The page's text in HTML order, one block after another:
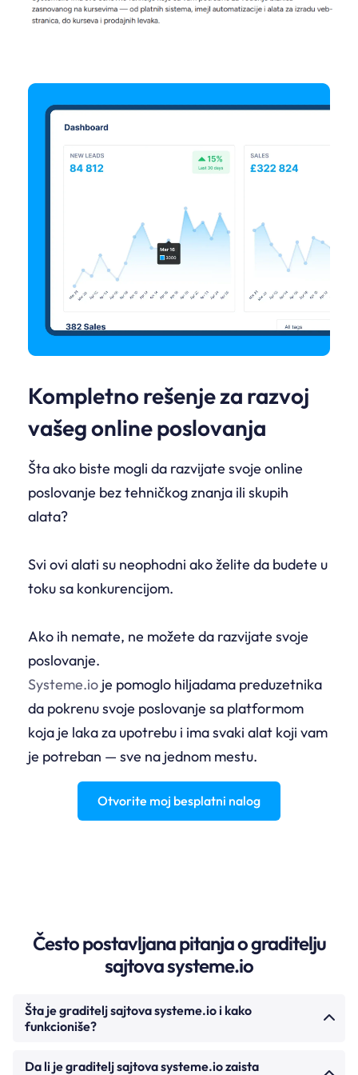
Kompletno rešenje za razvoj
vašeg online poslovanja
Šta ako biste mogli da razvijate svoje online
poslovanje bez tehničkog znanja ili skupih
alata?
Svi ovi alati su neophodni ako želite da budete u
toku sa konkurencijom.
Ako ih nemate, ne možete da razvijate svoje
poslovanje.
Systeme.io je pomoglo hiljadama preduzetnika
da pokrenu svoje poslovanje sa platformom
koja je laka za upotrebu i ima svaki alat koji vam
je potreban — sve na jednom mestu.
Otvorite moj besplatni nalog
Često postavljana pitanja o graditelju
sajtova systeme.io
Šta je graditelj sajtova systeme.io i kako
funkcioniše?
kreirate kompletan sajt pomoću editora prevuci i pusti.
Da li je graditelj sajtova systeme.io zaista